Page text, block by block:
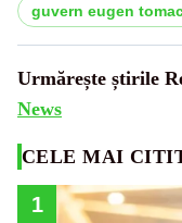
guvern eugen
Urmărește știrile
News
CELE MAI
1